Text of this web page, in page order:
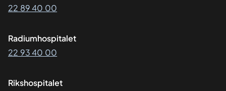
22 89 40 00
Radiumhospitalet
22 93 40 00
Rikshospitalet